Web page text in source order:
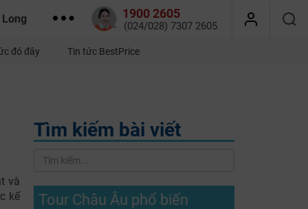
1900 2605
(024/028) 7307 2605
đó đây Tin tức BestPrice
và
kế
Tìm kiếm bài viết
Tour Châu Âu phổ biến